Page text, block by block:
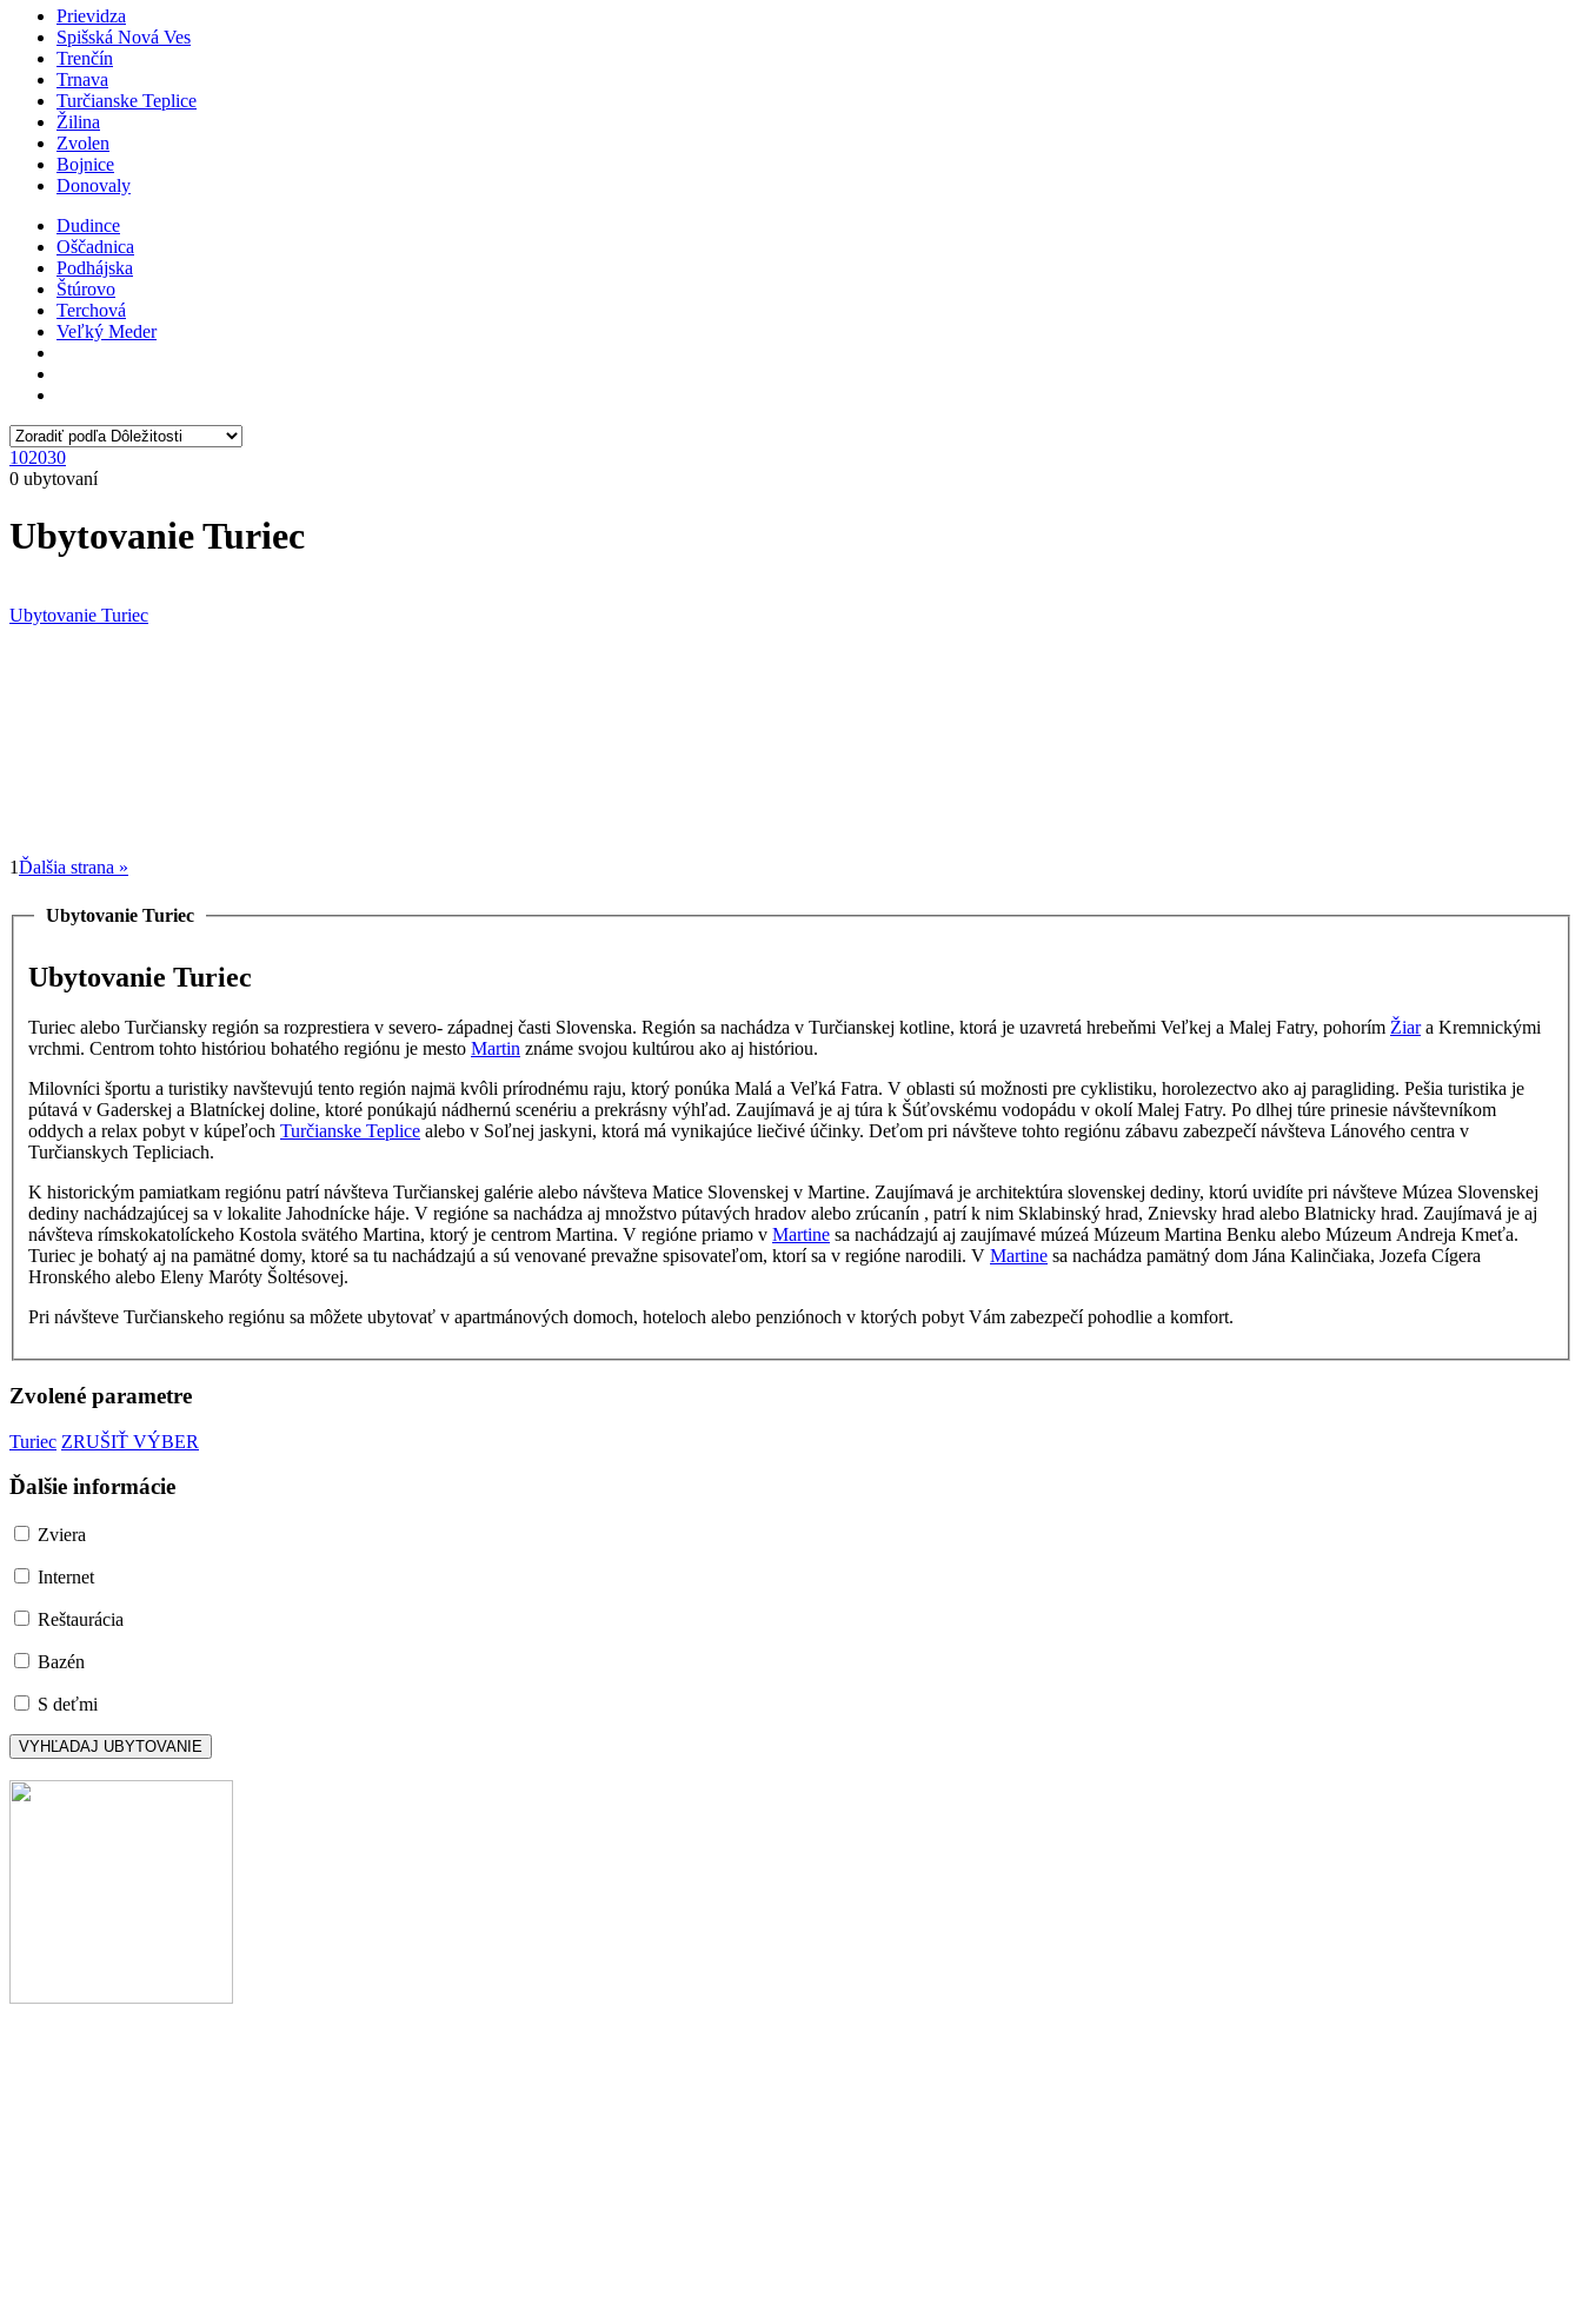
Prievidza
Spišská Nová Ves
Trenčín
Trnava
Turčianske Teplice
Žilina
Zvolen
Bojnice
Donovaly
Dudince
Oščadnica
Podhájska
Štúrovo
Terchová
Veľký Meder
102030
0 ubytovaní
Ubytovanie Turiec
Ubytovanie Turiec
1Ďalšia strana »
Ubytovanie Turiec
Ubytovanie Turiec
Turiec alebo Turčiansky región sa rozprestiera v severo- západnej časti Slovenska. Región sa nachádza v Turčianskej kotline, ktorá je uzavretá hrebeňmi Veľkej a Malej Fatry, pohorím Žiara Kremnickými
vrchmi. Centrom tohto históriou bohatého regiónu je mesto Martin známe svojou kultúrou ako aj históriou.
Milovníci športu a turistiky navštevujú tento región najmä kvôli prírodnému raju, ktorý ponúka Malá a Veľká Fatra. V oblasti sú možnosti pre cyklistiku, horolezectvo ako aj paragliding. Pešia turistika je
pútavá v Gaderskej a Blatníckej doline, ktoré ponúkajú nádhernú scenériu a prekrásny výhľad. Zaujímavá je aj túra k Šúťovskému vodopádu v okolí Malej Fatry. Po dlhej túre prinesie návštevníkom
oddych a relax pobyt v kúpeľoch Turčianske Teplice alebo v Soľnej jaskyni, ktorá má vynikajúce liečivé účinky. Deťom pri návšteve tohto regiónu zábavu zabezpečí návšteva Lánového centra v
Turčianskych Tepliciach.
K historickým pamiatkam regiónu patrí návšteva Turčianskej galérie alebo návšteva Matice Slovenskej v Martine. Zaujímavá je architektúra slovenskej dediny, ktorú uvidíte pri návšteve Múzea Slovenskej
dediny nachádzajúcej sa v lokalite Jahodnícke háje. V regióne sa nachádza aj množstvo pútavých hradov alebo zrúcanín , patrí k nim Sklabinský hrad, Znievsky hrad alebo Blatnicky hrad. Zaujímavá je aj
návšteva rímskokatolíckeho Kostola svätého Martina, ktorý je centrom Martina. V regióne priamo v Martine sa nachádzajú aj zaujímavé múzeá Múzeum Martina Benku alebo Múzeum Andreja Kmeťa.
Turiec je bohatý aj na pamätné domy, ktoré sa tu nachádzajú a sú venované prevažne spisovateľom, ktorí sa v regióne narodili. V Martine sa nachádza pamätný dom Jána Kalinčiaka, Jozefa Cígera
Hronského alebo Eleny Maróty Šoltésovej.
Pri návšteve Turčianskeho regiónu sa môžete ubytovať v apartmánových domoch, hoteloch alebo penziónoch v ktorých pobyt Vám zabezpečí pohodlie a komfort.
Zvolené parametre
Turiec ZRUŠIŤ VÝBER
Ďalšie informácie
Zviera
Internet
Reštaurácia
Bazén
S deťmi